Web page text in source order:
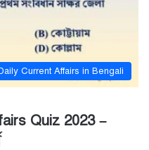
Current Affairs in Bengali
Quiz 2023 –